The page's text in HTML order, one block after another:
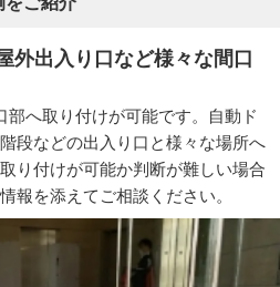
外出入り口など様々な間口
部へ取り付けが可能です。自動ド
段などの出入り口と様々な場所へ
り付けが可能か判断が難しい場合
報を添えてご相談ください。